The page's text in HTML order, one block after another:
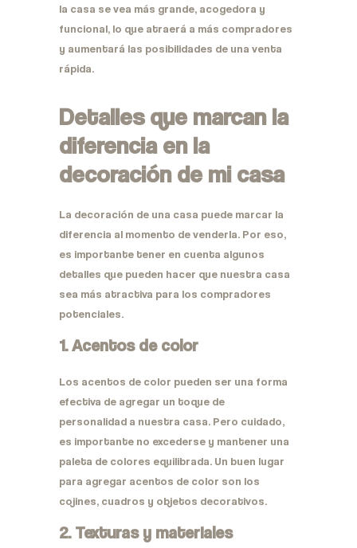
la casa se vea más grande, acogedora y
funcional, lo que atraerá a más compradores
y aumentará las posibilidades de una venta
rápida.
Detalles que marcan la
diferencia en la
decoración de mi casa
La decoración de una casa puede marcar la
diferencia al momento de venderla. Por eso,
es importante tener en cuenta algunos
detalles que pueden hacer que nuestra casa
sea más atractiva para los compradores
potenciales.
1. Acentos de color
Los acentos de color pueden ser una forma
efectiva de agregar un toque de
personalidad a nuestra casa. Pero cuidado,
es importante no excederse y mantener una
paleta de colores equilibrada. Un buen lugar
para agregar acentos de color son los
cojines, cuadros y objetos decorativos.
2. Texturas y materiales